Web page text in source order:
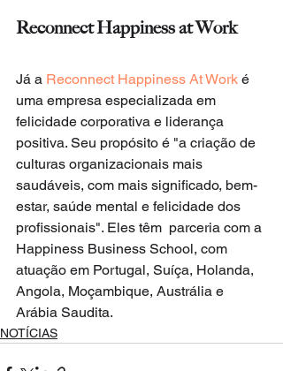
Reconnect Happiness at Work
Já a Reconnect Happiness At Work é
uma empresa especializada em
felicidade corporativa e liderança
positiva. Seu propósito é "a criação de
culturas organizacionais mais
saudáveis, com mais significado, bem-
estar, saúde mental e felicidade dos
profissionais". Eles têm  parceria com a
Happiness Business School, com
atuação em Portugal, Suíça, Holanda,
Angola, Moçambique, Austrália e
Arábia Saudita.
NOTÍCIAS